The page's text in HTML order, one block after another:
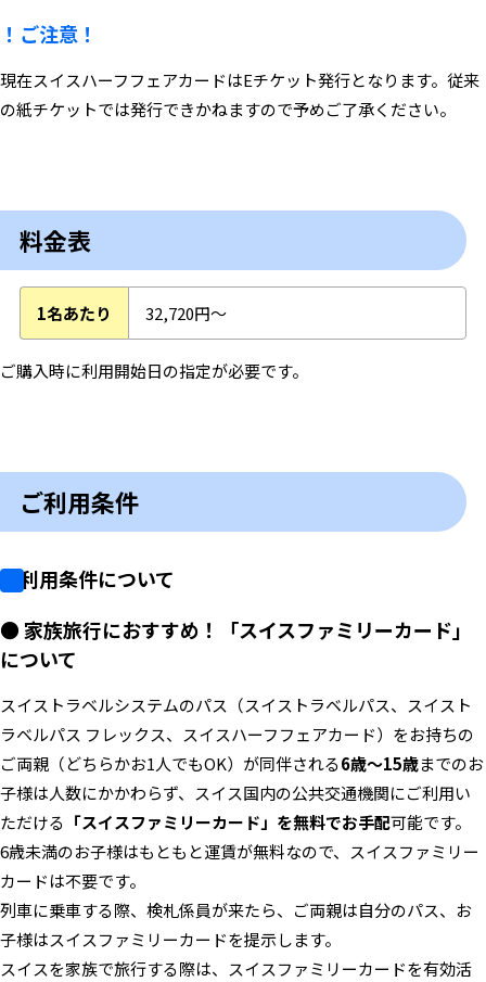
！ご注意！
現在スイスハーフフェアカードはEチケット発行となります。従来
の紙チケットでは発行できかねますので予めご了承ください。
料金表
1名あたり 32,720円～
ご購入時に利用開始日の指定が必要です。
ご利用条件
ご利用条件について
● 家族旅行におすすめ！「スイスファミリーカード」
について
スイストラベルシステムのパス（スイストラベルパス、スイスト
ラベルパス フレックス、スイスハーフフェアカード）をお持ちの
ご両親（どちらかお1人でもOK）が同伴される6歳〜15歳までのお
子様は人数にかかわらず、スイス国内の公共交通機関にご利用い
ただける 「スイスファミリーカード」を無料でお手配可能です。
6歳未満のお子様はもともと運賃が無料なので、スイスファミリー
カードは不要です。
列車に乗車する際、検札係員が来たら、ご両親は自分のパス、お
子様はスイスファミリーカードを提示します。
スイスを家族で旅行する際は、スイスファミリーカードを有効活